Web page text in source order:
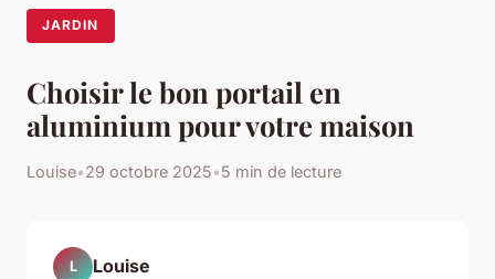
JARDIN
Choisir le bon portail en
aluminium pour votre maison
Louise•29 octobre 2025•5 min de lecture
L Louise